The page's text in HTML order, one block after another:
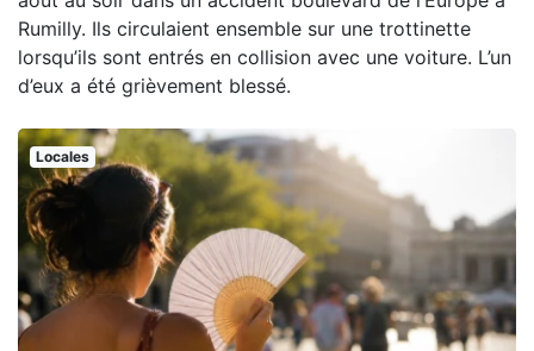
Rumilly. Ils circulaient ensemble sur une trottinette
lorsqu’ils sont entrés en collision avec une voiture. L’un
d’eux a été grièvement blessé.
Locales